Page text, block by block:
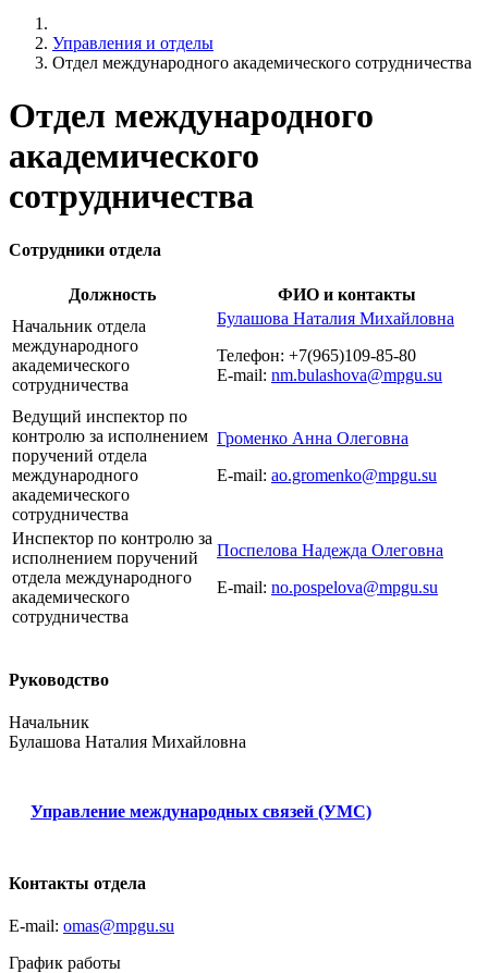
Управления и отделы
Отдел международного академического сотрудничества
Отдел международного
академического
сотрудничества
Сотрудники отдела
Должность
ФИО и контакты
Начальник отдела
международного
академического
сотрудничества
Булашова Наталия Михайловна
Телефон: +7(965)109-85-80
E-mail: nm.bulashova@mpgu.su
Ведущий инспектор по
контролю за исполнением
поручений отдела
международного
академического
сотрудничества
Громенко Анна Олеговна
E-mail: ao.gromenko@mpgu.su
Инспектор по контролю за
исполнением поручений
отдела международного
академического
сотрудничества
Поспелова Надежда Олеговна
E-mail: no.pospelova@mpgu.su
Руководство
Начальник
Булашова Наталия Михайловна
Управление международных связей (УМС)
Контакты отдела
E-mail: omas@mpgu.su
График работы